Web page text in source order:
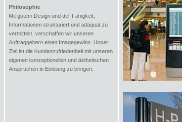
Philosophie
Mit gutem Design und der Fähigkeit,
Informationen strukturiert und adäquat zu
vermitteln, verschaffen wir unseren
Auftraggebern einen Imagegewinn. Unser
Ziel ist die Kundenzufriedenheit mit unseren
eigenen konzeptionellen und ästhetischen
Ansprüchen in Einklang zu bringen.